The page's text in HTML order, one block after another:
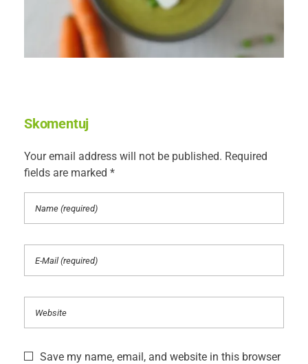
Skomentuj
Your email address will not be published. Required
fields are marked *
Save my name, email, and website in this browser